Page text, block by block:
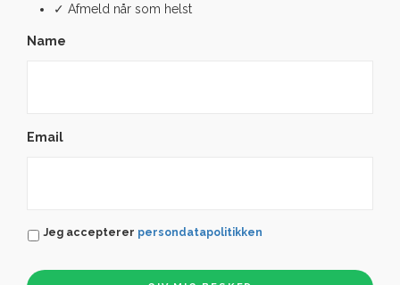
✓ Afmeld når som helst
Name
Email
Persondatapolitikken *
Jeg accepterer persondatapolitikken